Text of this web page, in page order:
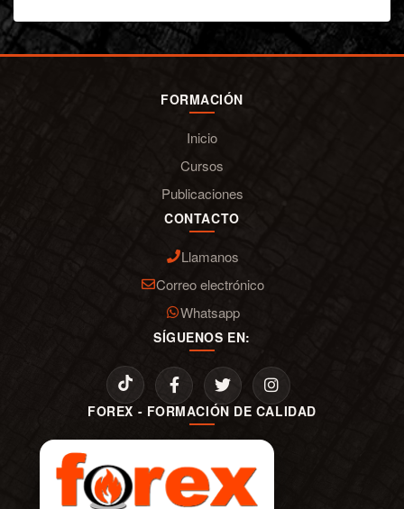
FORMACIÓN
Inicio
Cursos
Publicaciones
CONTACTO
Llamanos
Correo electrónico
Whatsapp
SÍGUENOS EN:
FOREX - FORMACIÓN DE CALIDAD